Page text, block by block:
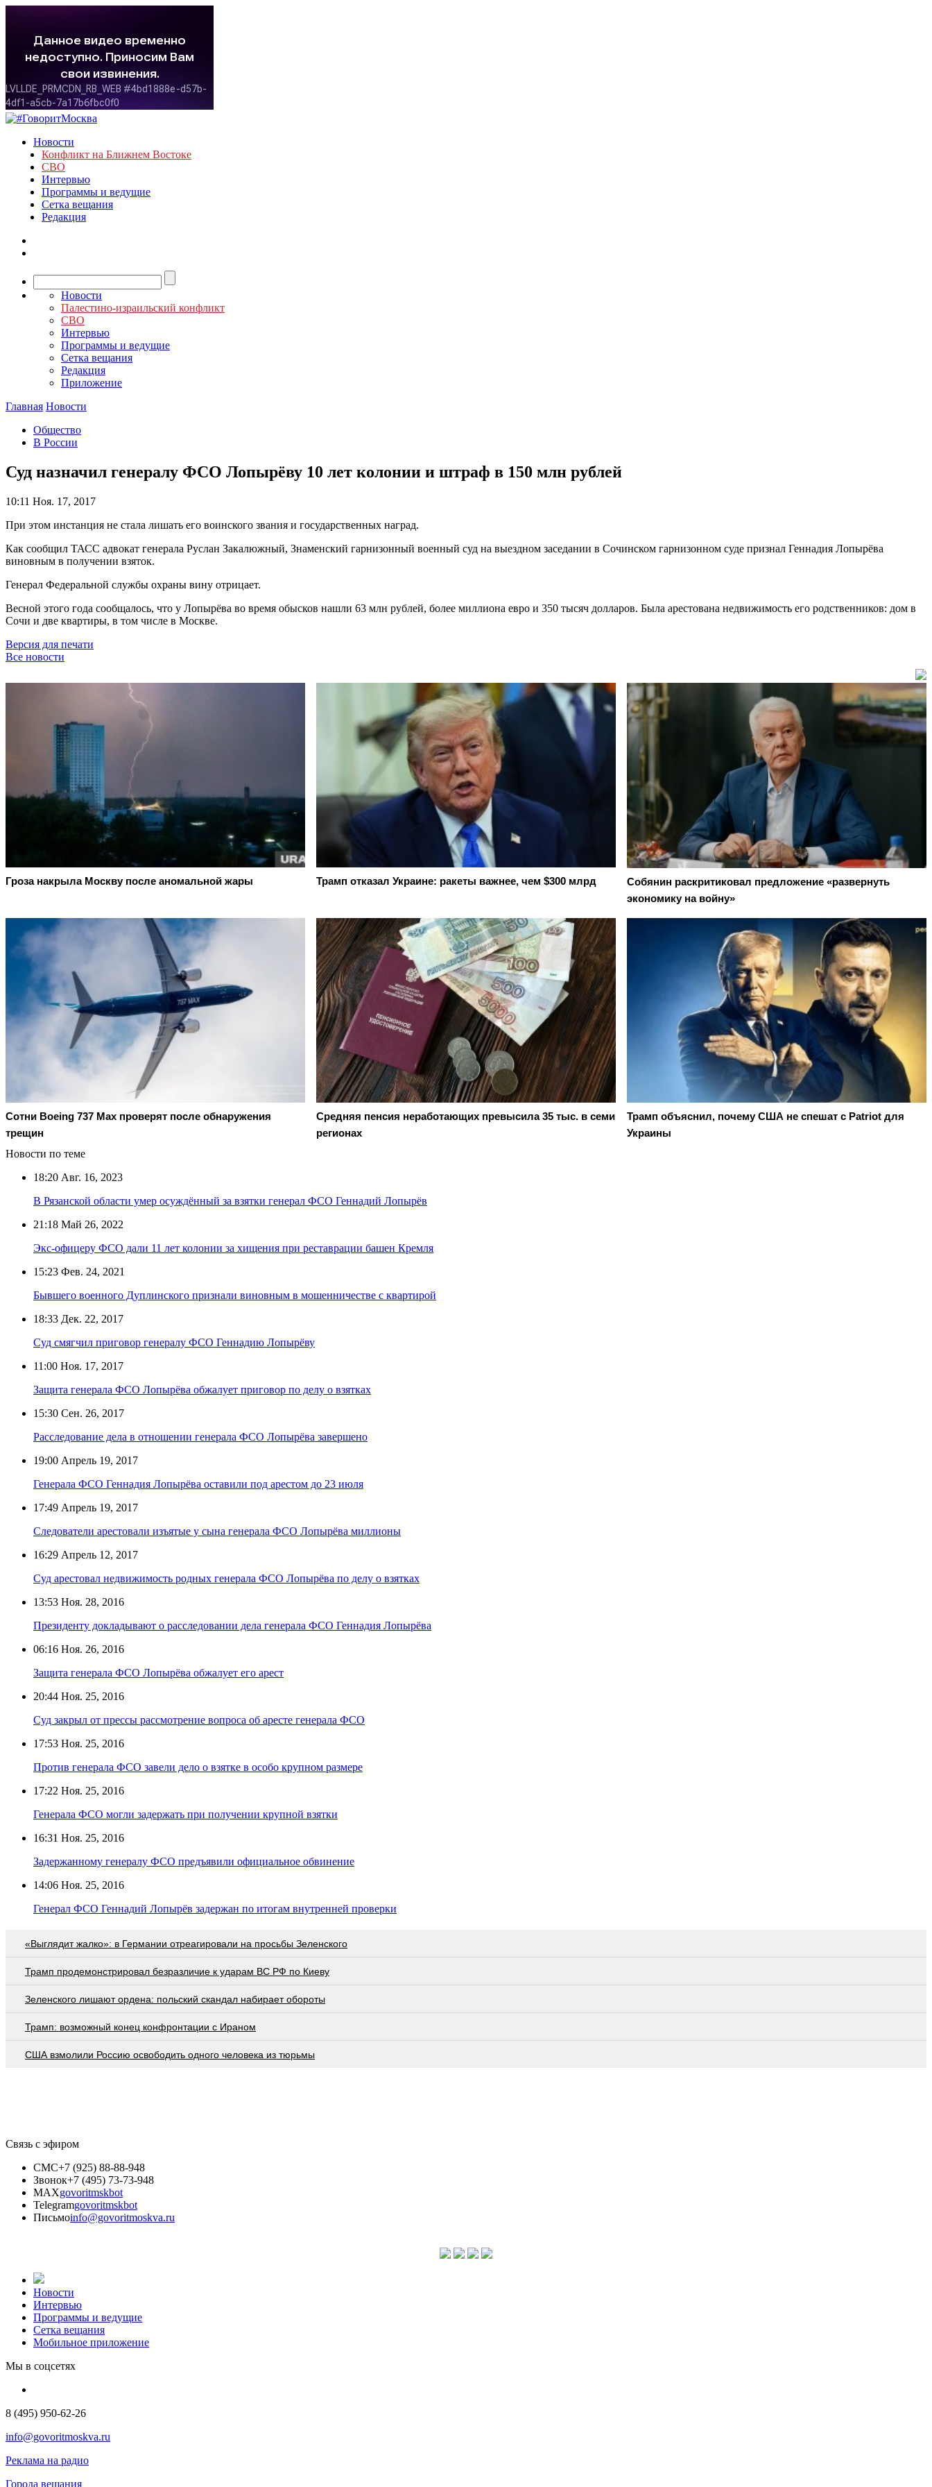
Новости
Конфликт на Ближнем Востоке
СВО
Интервью
Программы и ведущие
Сетка вещания
Редакция
Новости
Палестино-израильский конфликт
СВО
Интервью
Программы и ведущие
Сетка вещания
Редакция
Приложение
Главная Новости
Общество
В России
Суд назначил генералу ФСО Лопырёву 10 лет колонии и штраф в 150 млн рублей
10:11 Ноя. 17, 2017
При этом инстанция не стала лишать его воинского звания и государственных наград.
Как сообщил ТАСС адвокат генерала Руслан Закалюжный, Знаменский гарнизонный военный суд на выездном заседании в Сочинском гарнизонном суде признал Геннадия Лопырёва
виновным в получении взяток.
Генерал Федеральной службы охраны вину отрицает.
Весной этого года сообщалось, что у Лопырёва во время обысков нашли 63 млн рублей, более миллиона евро и 350 тысяч долларов. Была арестована недвижимость его родственников: дом в
Сочи и две квартиры, в том числе в Москве.
Версия для печати
Все новости
Гроза накрыла Москву после аномальной жары Трамп отказал Украине: ракеты важнее, чем $300 млрд
Собянин раскритиковал предложение «развернуть
экономику на войну»
Сотни Boeing 737 Max проверят после обнаружения
трещин
Средняя пенсия неработающих превысила 35 тыс. в семи
регионах
Трамп объяснил, почему США не спешат с Patriot для
Украины
Новости по теме
18:20 Авг. 16, 2023
В Рязанской области умер осуждённый за взятки генерал ФСО Геннадий Лопырёв
21:18 Май 26, 2022
Экс-офицеру ФСО дали 11 лет колонии за хищения при реставрации башен Кремля
15:23 Фев. 24, 2021
Бывшего военного Дуплинского признали виновным в мошенничестве с квартирой
18:33 Дек. 22, 2017
Суд смягчил приговор генералу ФСО Геннадию Лопырёву
11:00 Ноя. 17, 2017
Защита генерала ФСО Лопырёва обжалует приговор по делу о взятках
15:30 Сен. 26, 2017
Расследование дела в отношении генерала ФСО Лопырёва завершено
19:00 Апрель 19, 2017
Генерала ФСО Геннадия Лопырёва оставили под арестом до 23 июля
17:49 Апрель 19, 2017
Следователи арестовали изъятые у сына генерала ФСО Лопырёва миллионы
16:29 Апрель 12, 2017
Суд арестовал недвижимость родных генерала ФСО Лопырёва по делу о взятках
13:53 Ноя. 28, 2016
Президенту докладывают о расследовании дела генерала ФСО Геннадия Лопырёва
06:16 Ноя. 26, 2016
Защита генерала ФСО Лопырёва обжалует его арест
20:44 Ноя. 25, 2016
Суд закрыл от прессы рассмотрение вопроса об аресте генерала ФСО
17:53 Ноя. 25, 2016
Против генерала ФСО завели дело о взятке в особо крупном размере
17:22 Ноя. 25, 2016
Генерала ФСО могли задержать при получении крупной взятки
16:31 Ноя. 25, 2016
Задержанному генералу ФСО предъявили официальное обвинение
14:06 Ноя. 25, 2016
Генерал ФСО Геннадий Лопырёв задержан по итогам внутренней проверки
«Выглядит жалко»: в Германии отреагировали на просьбы Зеленского
Трамп продемонстрировал безразличие к ударам ВС РФ по Киеву
Зеленского лишают ордена: польский скандал набирает обороты
Трамп: возможный конец конфронтации с Ираном
США взмолили Россию освободить одного человека из тюрьмы
Связь с эфиром
СМС+7 (925) 88-88-948
Звонок+7 (495) 73-73-948
MAXgovoritmskbot
Telegramgovoritmskbot
Письмоinfo@govoritmoskva.ru
Новости
Интервью
Программы и ведущие
Сетка вещания
Мобильное приложение
Мы в соцсетях
8 (495) 950-62-26
info@govoritmoskva.ru
Реклама на радио
Города вещания